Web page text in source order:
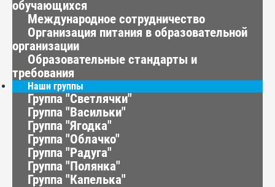
обучающихся
Международное сотрудничество
Организация питания в образовательной
организации
Образовательные стандарты и
требования
Наши группы
Группа "Светлячки"
Группа "Васильки"
Группа "Ягодка"
Группа "Облачко"
Группа "Радуга"
Группа "Полянка"
Группа "Капелька"